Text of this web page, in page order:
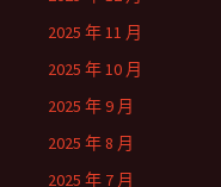
2025 年 11 月
2025 年 10 月
2025 年 9 月
2025 年 8 月
2025 年 7 月